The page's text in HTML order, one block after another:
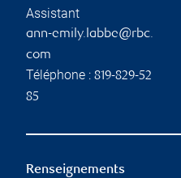
Assistant
ann-emily.labbe@rbc.
com
Téléphone : 819-829-52
85
Renseignements